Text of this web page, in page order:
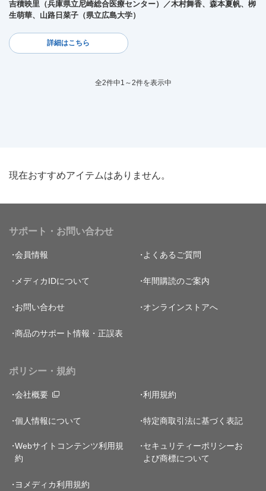
吉積映里（兵庫県立尼崎総合医療センター）／木村舞香、森本夏帆、栁
生萌華、山路日菜子（県立広島大学）
詳細はこちら
全2件中1～2件を表示中
現在おすすめアイテムはありません。
サポート・お問い合わせ
会員情報 よくあるご質問
メディカIDについて 年間購読のご案内
お問い合わせ オンラインストアへ
商品のサポート情報・正誤表
ポリシー・規約
会社概要 利用規約
個人情報について 特定商取引法に基づく表記
Webサイトコンテンツ利用規
約
セキュリティーポリシーお
よび商標について
ヨメディカ利用規約